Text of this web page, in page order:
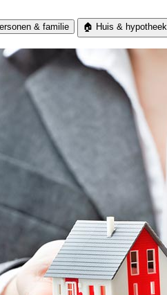
& familie 🏠 Huis & hypotheek